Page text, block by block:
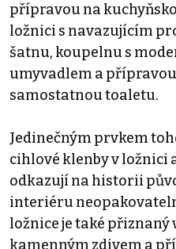
přípravou na
ložnici s navazujícím
šatnu, koupelnu s
umyvadlem a
samostatnou toaletu.
Jedinečným prvkem
cihlové klenby v ložnici
odkazují na historii
interiéru
ložnice je také
kamenným zdivem a